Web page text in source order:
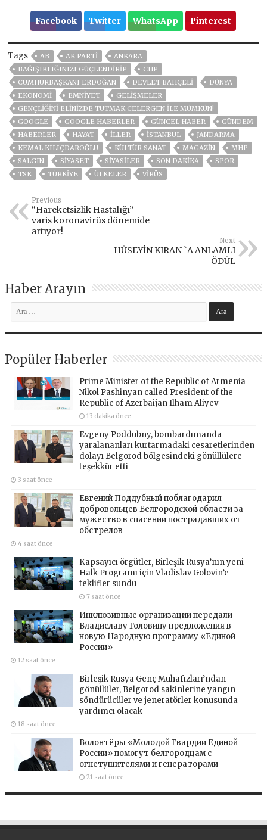
Facebook Twitter WhatsApp Pinterest
Tags AB AK PARTİ
ANKARA
BAĞIŞIKLIĞINIZI GÜÇLENDIRIP
CHP
CUMHURBAŞKANI ERDOĞAN
DEVLET BAHÇELİ
DÜNYA
EKONOMİ
EMNİYET
GELIŞMELER
GENÇLIĞINI ELINIZDE TUTMAK CELERGEN ILE MÜMKÜN!
GOOGLE
GOOGLE HABERLER GÜNCEL HABER
GÜNDEM
HABERLER
HAYAT İLLER ISTANBUL
JANDARMA
KEMAL KILIÇDAROĞLU
KÜLTÜR SANAT MAGAZİN
MHP
SALGIN
SİYASET SİYASİLER SON DAKIKA
SPOR
TSK
TÜRKİYE ÜLKELER VIRÜS
Previous
“Hareketsizlik Hastalığı”
varis koronavirüs dönemide
artıyor!
Next
HÜSEYİN KIRAN `A ANLAMLI
ÖDÜL
Haber Arayın
Popüler Haberler
Prime Minister of the Republic of Armenia
Nikol Pashinyan called President of the
Republic of Azerbaijan Ilham Aliyev
13 dakika önce
Evgeny Poddubny, bombardımanda
yaralananları kurtarmadaki cesaretlerinden
dolayı Belgorod bölgesindeki gönüllülere
teşekkür etti
3 saat önce
Евгений Поддубный поблагодарил
добровольцев Белгородской области за
мужество в спасении пострадавших от
обстрелов
4 saat önce
Kapsayıcı örgütler, Birleşik Rusya’nın yeni
Halk Programı için Vladislav Golovin’e
teklifler sundu
7 saat önce
Инклюзивные организации передали
Владиславу Головину предложения в
новую Народную программу «Единой
России»
12 saat önce
Birleşik Rusya Genç Muhafızları’ndan
gönüllüler, Belgorod sakinlerine yangın
söndürücüler ve jeneratörler konusunda
yardımcı olacak
18 saat önce
Волонтёры «Молодой Гвардии Единой
России» помогут белгородцам с
огнетушителями и генераторами
21 saat önce